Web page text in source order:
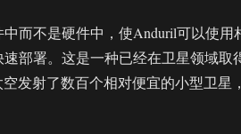
而不是硬件中，使Anduril可以使
部署。这是一种已经在卫星领域取
空发射了数百个相对便宜的小型卫